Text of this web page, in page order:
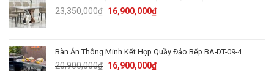
23,350,000₫ Original
23,350,000₫.
16,900,000₫Current
16,900,000₫.
Bàn Ăn Thông Minh Kết Hợp Quầy Đảo Bếp BA-DT-09-4
20,900,000₫ Original
16,900,000₫Current